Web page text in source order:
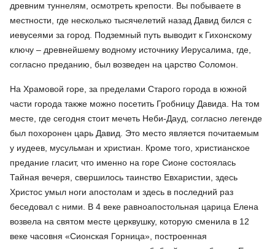
древним туннелям, осмотреть крепости. Вы побываете в
местности, где несколько тысячелетий назад Давид бился с
иевусеями за город. Подземный путь выводит к Гихонскому
ключу – древнейшему водному источнику Иерусалима, где,
согласно преданию, был возведен на царство Соломон.
На Храмовой горе, за пределами Старого города в южной
части города также можно посетить Гробницу Давида. На том
месте, где сегодня стоит мечеть Неби-Дауд, согласно легенде
был похоронен царь Давид. Это место является почитаемым
у иудеев, мусульман и христиан. Кроме того, христианское
предание гласит, что именно на горе Сионе состоялась
Тайная вечеря, свершилось таинство Евхаристии, здесь
Христос умыл ноги апостолам и здесь в последний раз
беседовал с ними. В 4 веке равноапостольная царица Елена
возвела на святом месте церквушку, которую сменила в 12
веке часовня «Сионская Горница», построенная